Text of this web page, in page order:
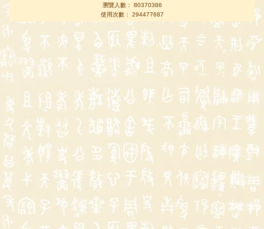
瀏覽人數： 80370386
使用次數： 294477687